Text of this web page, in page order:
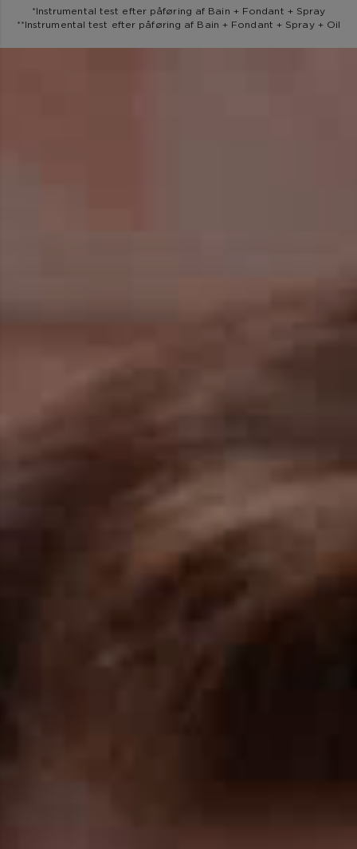
*Instrumental test efter påføring af Bain + Fondant + Spray
**Instrumental test efter påføring af Bain + Fondant + Spray + Oil